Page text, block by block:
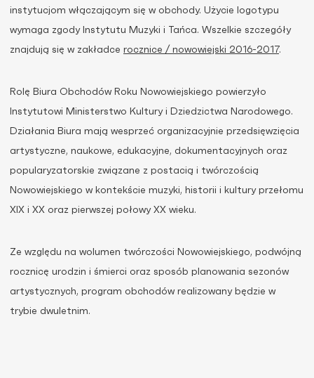
instytucjom włączającym się w obchody. Użycie logotypu
wymaga zgody Instytutu Muzyki i Tańca. Wszelkie szczegóły
znajdują się w zakładce rocznice / nowowiejski 2016-2017.
Rolę Biura Obchodów Roku Nowowiejskiego powierzyło
Instytutowi Ministerstwo Kultury i Dziedzictwa Narodowego.
Działania Biura mają wesprzeć organizacyjnie przedsięwzięcia
artystyczne, naukowe, edukacyjne, dokumentacyjnych oraz
popularyzatorskie związane z postacią i twórczością
Nowowiejskiego w kontekście muzyki, historii i kultury przełomu
XIX i XX oraz pierwszej połowy XX wieku.
Ze względu na wolumen twórczości Nowowiejskiego, podwójną
rocznicę urodzin i śmierci oraz sposób planowania sezonów
artystycznych, program obchodów realizowany będzie w
trybie dwuletnim.